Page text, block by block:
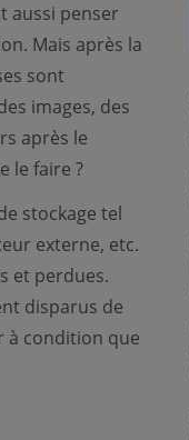
aussi penser
Mais après la
sont
images, des
après le
le faire ?
stockage tel
externe, etc.
et perdues.
disparus de
à condition que